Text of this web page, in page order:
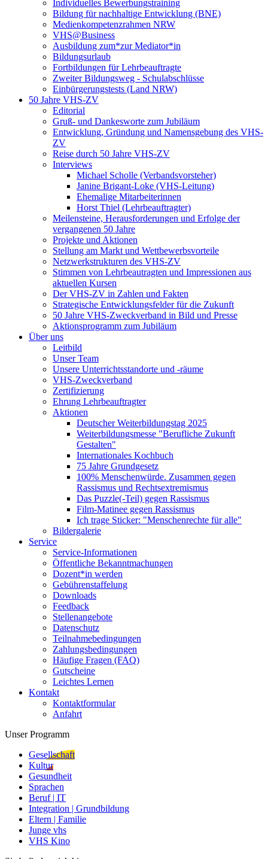
Individuelles Bewerbungstraining
Bildung für nachhaltige Entwicklung (BNE)
Medienkompetenzrahmen NRW
VHS@Business
Ausbildung zum*zur Mediator*in
Bildungsurlaub
Fortbildungen für Lehrbeauftragte
Zweiter Bildungsweg - Schulabschlüsse
Einbürgerungstests (Land NRW)
50 Jahre VHS-ZV
Editorial
Gruß- und Dankesworte zum Jubiläum
Entwicklung, Gründung und Namensgebung des VHS-
ZV
Reise durch 50 Jahre VHS-ZV
Interviews
Michael Scholle (Verbandsvorsteher)
Janine Brigant-Loke (VHS-Leitung)
Ehemalige Mitarbeiterinnen
Horst Thiel (Lehrbeauftragter)
Meilensteine, Herausforderungen und Erfolge der
vergangenen 50 Jahre
Projekte und Aktionen
Stellung am Markt und Wettbewerbsvorteile
Netzwerkstrukturen des VHS-ZV
Stimmen von Lehrbeautragten und Impressionen aus
aktuellen Kursen
Der VHS-ZV in Zahlen und Fakten
Strategische Entwicklungsfelder für die Zukunft
50 Jahre VHS-Zweckverband in Bild und Presse
Aktionsprogramm zum Jubiläum
Über uns
Leitbild
Unser Team
Unsere Unterrichtsstandorte und -räume
VHS-Zweckverband
Zertifizierung
Ehrung Lehrbeauftragter
Aktionen
Deutscher Weiterbildungstag 2025
Weiterbildungsmesse "Berufliche Zukunft
Gestalten"
Internationales Kochbuch
75 Jahre Grundgesetz
100% Menschenwürde. Zusammen gegen
Rassismus und Rechtsextremismus
Das Puzzle(-Teil) gegen Rassismus
Film-Matinee gegen Rassismus
Ich trage Sticker: "Menschenrechte für alle"
Bildergalerie
Service
Service-Informationen
Öffentliche Bekanntmachungen
Dozent*in werden
Gebührenstaffelung
Downloads
Feedback
Stellenangebote
Datenschutz
Teilnahmebedingungen
Zahlungsbedingungen
Häufige Fragen (FAQ)
Gutscheine
Leichtes Lernen
Kontakt
Kontaktformular
Anfahrt
Unser Programm
Gesellschaft
Kultur
Gesundheit
Sprachen
Beruf | IT
Integration | Grundbildung
Eltern | Familie
Junge vhs
VHS Kino